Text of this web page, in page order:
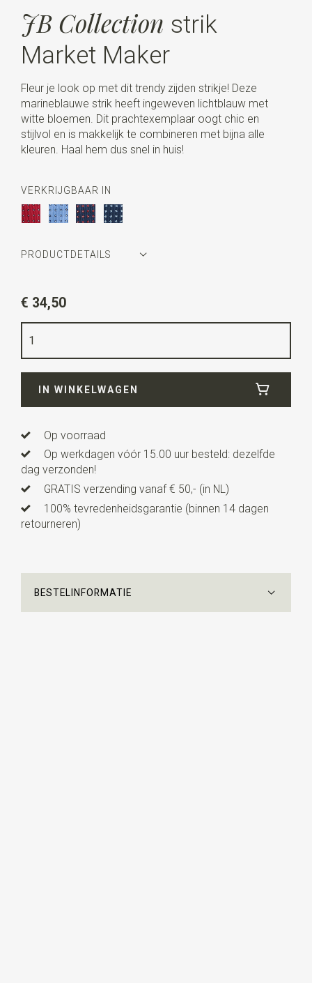
JB Collection strik
Market Maker
Fleur je look op met dit trendy zijden strikje! Deze
marineblauwe strik heeft ingeweven lichtblauw met
witte bloemen. Dit prachtexemplaar oogt chic en
stijlvol en is makkelijk te combineren met bijna alle
kleuren. Haal hem dus snel in huis!
VERKRIJGBAAR IN
PRODUCTDETAILS
marineblauw / lichtblauw / wit
Kwaliteit
Lengte4,5 cm
verstelbaar bandje.
€ 34,50
IN WINKELWAGEN
Op voorraad
Op werkdagen vóór 15.00 uur besteld: dezelfde
dag verzonden!
GRATIS verzending vanaf € 50,- (in NL)
100% tevredenheidsgarantie (binnen 14 dagen
retourneren)
BESTELINFORMATIE